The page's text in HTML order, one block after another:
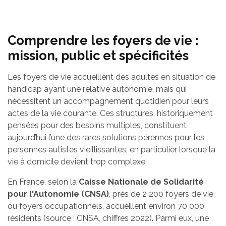
Comprendre les foyers de vie :
mission, public et spécificités
Les foyers de vie accueillent des adultes en situation de
handicap ayant une relative autonomie, mais qui
nécessitent un accompagnement quotidien pour leurs
actes de la vie courante. Ces structures, historiquement
pensées pour des besoins multiples, constituent
aujourd’hui l’une des rares solutions pérennes pour les
personnes autistes vieillissantes, en particulier lorsque la
vie à domicile devient trop complexe.
En France, selon la Caisse Nationale de Solidarité
pour l'Autonomie (CNSA), près de 2 200 foyers de vie,
ou foyers occupationnels, accueillent environ 70 000
résidents (source : CNSA, chiffres 2022). Parmi eux, une